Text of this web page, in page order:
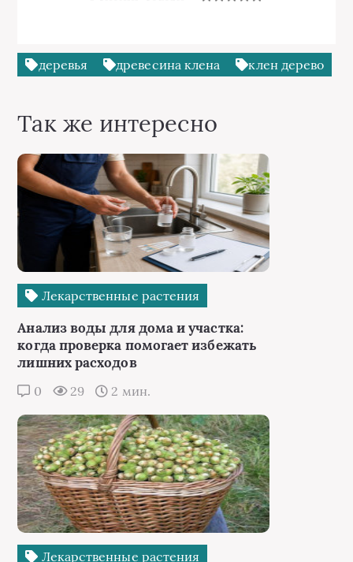
деревья древесина клена клен дерево
Так же интересно
Лекарственные растения
Анализ воды для дома и участка:
когда проверка помогает избежать
лишних расходов
0 29 2 мин.
Лекарственные растения